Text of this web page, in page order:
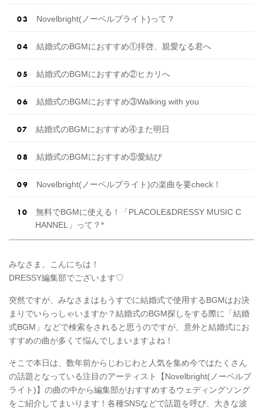
Novelbright(ノーベルブライト)って？
結婚式のBGMにおすすめ①拝啓、親愛なる君へ
結婚式のBGMにおすすめ②ヒカリへ
結婚式のBGMにおすすめ③Walking with you
結婚式のBGMにおすすめ④また明日
結婚式のBGMにおすすめ⑤愛結び
Novelbright(ノーベルブライト)の楽曲を要check！
無料でBGMに使える！「PLACOLE&DRESSY MUSIC C
HANNEL」って？*
みなさま、こんにちは！
DRESSY編集部でございます♡
突然ですが、みなさまはもうすでに結婚式で使用するBGMはお決
まりでいらっしゃいますか？結婚式のBGM探しをする際に「結婚
式BGM」などで検索をされると思うのですが、意外と結婚式にお
すすめの曲が多くて悩んでしまいますよね！
そこで本日は、数年前からじわじわと人気を集め今ではたくさん
の話題となっている注目のアーティスト【Novelbright(ノーベルブ
ライト)】の曲の中から編集部がおすすめするウェディングソング
をご紹介してまいります！各種SNSなどで話題を呼び、大きな波